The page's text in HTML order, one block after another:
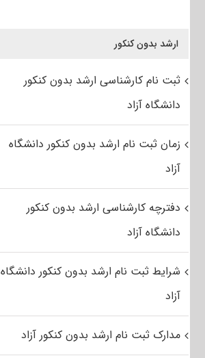
ارشد بدون کنکور
ثبت نام کارشناسی ارشد بدون کنکور
دانشگاه آزاد
زمان ثبت نام ارشد بدون کنکور دانشگاه
آزاد
دفترچه کارشناسی ارشد بدون کنکور
دانشگاه آزاد
شرایط ثبت نام ارشد بدون کنکور دانشگاه
آزاد
مدارک ثبت نام ارشد بدون کنکور آزاد